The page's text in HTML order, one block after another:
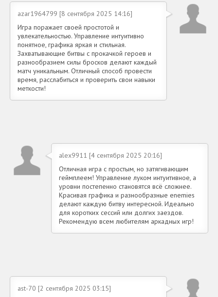
azar1964799 [8 сентября 2025 14:16]
Игра поражает своей простотой и
увлекательностью. Управление интуитивно
понятное, графика яркая и стильная.
Захватывающие битвы с прокачкой героев и
разнообразием силы бросков делают каждый
матч уникальным. Отличный способ провести
время, расслабиться и проверить свои навыки
меткости!
alex9911 [4 сентября 2025 20:16]
Отличная игра с простым, но затягивающим
геймплеем! Управление луком интуитивное, а
уровни постепенно становятся всё сложнее.
Красивая графика и разнообразные enemies
делают каждую битву интересной. Идеально
для коротких сессий или долгих заездов.
Рекомендую всем любителям аркадных игр!
ast-70 [2 сентября 2025 03:15]